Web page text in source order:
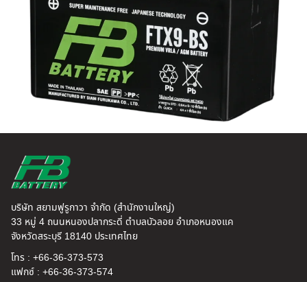
บริษัท สยามฟูรูกาวา จำกัด (สำนักงานใหญ่)
33 หมู่ 4 ถนนหนองปลากระดี่ ตำบลบัวลอย อำเภอหนองแค
จังหวัดสระบุรี 18140 ประเทศไทย
โทร : +66-36-373-573
แฟกซ์ : +66-36-373-574